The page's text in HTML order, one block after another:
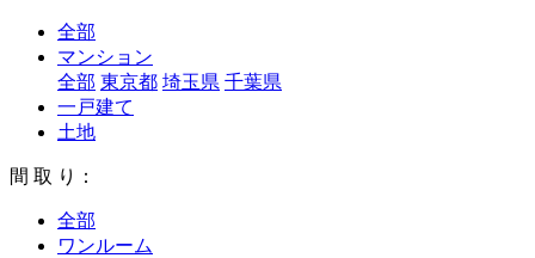
全部
マンション
全部 東京都 埼玉県 千葉県
一戸建て
土地
間 取 り：
全部
ワンルーム